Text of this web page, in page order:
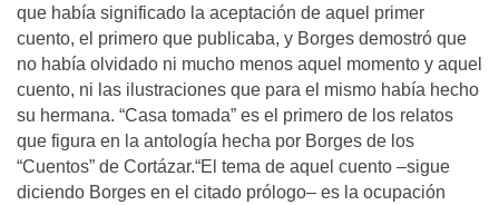
que había significado la aceptación de aquel primer
cuento, el primero que publicaba, y Borges demostró que
no había olvidado ni mucho menos aquel momento y aquel
cuento, ni las ilustraciones que para el mismo había hecho
su hermana. “Casa tomada” es el primero de los relatos
que figura en la antología hecha por Borges de los
“Cuentos” de Cortázar.“El tema de aquel cuento –sigue
diciendo Borges en el citado prólogo– es la ocupación